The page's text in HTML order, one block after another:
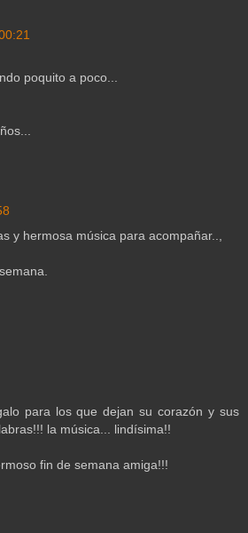
poquito a poco...
y hermosa música para acompañar..,
para los que dejan su corazón y sus
la música... lindísima!!
fin de semana amiga!!!